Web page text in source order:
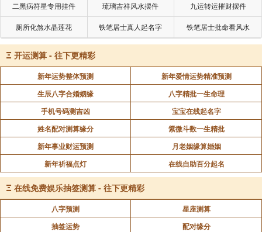
二黑病符星专用挂件 琉璃吉祥风水摆件 九运转运摧财摆件
厕所化煞水晶莲花 铁笔居士真人起名字 铁笔居士批命看风水
Ξ 开运测算 - 往下更精彩
新年运势整体预测
新年爱情运势精准预测
生辰八字合婚姻缘
八字精批一生命理
手机号码测吉凶
宝宝在线起名字
姓名配对测算缘分
紫微斗数一生精批
新年事业财运预测
月老姻缘算婚姻
新年祈福点灯
在线自助百分起名
Ξ 在线免费娱乐抽签测算 - 往下更精彩
八字预测
星座测算
抽签运势
配对缘分